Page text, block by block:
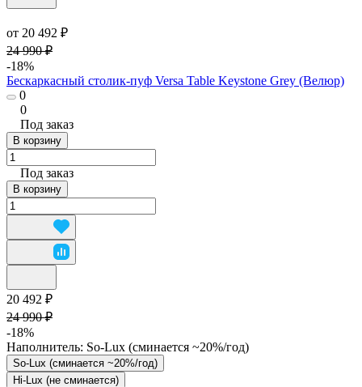
от 20 492 ₽
24 990 ₽
-18%
Бескаркасный столик-пуф Versa Table Keystone Grey (Велюр)
0
0
Под заказ
В корзину
Под заказ
В корзину
20 492 ₽
24 990 ₽
-18%
Наполнитель: So-Lux (cминается ~20%/год)
So-Lux (cминается ~20%/год)
Hi-Lux (не сминается)